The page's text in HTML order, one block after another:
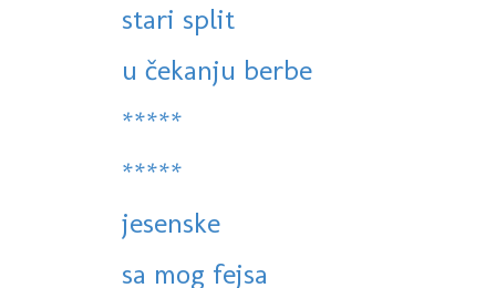
stari split
u čekanju berbe
*****
*****
jesenske
sa mog fejsa